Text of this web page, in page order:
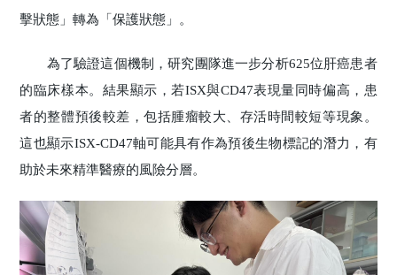
擊狀態」轉為「保護狀態」。
為了驗證這個機制，研究團隊進一步分析625位肝癌患者
的臨床樣本。結果顯示，若ISX與CD47表現量同時偏高，患
者的整體預後較差，包括腫瘤較大、存活時間較短等現象。
這也顯示ISX-CD47軸可能具有作為預後生物標記的潛力，有
助於未來精準醫療的風險分層。